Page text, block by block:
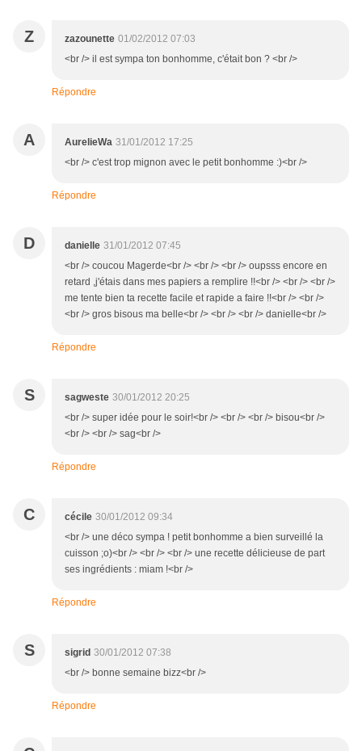
Z zazounette 01/02/2012 07:03
<br /> il est sympa ton bonhomme, c'était bon ? <br />
Répondre
A AurelieWa 31/01/2012 17:25
<br /> c'est trop mignon avec le petit bonhomme :)<br />
Répondre
D danielle 31/01/2012 07:45
<br /> coucou Magerde<br /> <br /> <br /> oupsss encore en
retard ,j'étais dans mes papiers a remplire !!<br /> <br /> <br />
me tente bien ta recette facile et rapide a faire !!<br /> <br />
<br /> gros bisous ma belle<br /> <br /> <br /> danielle<br />
Répondre
S sagweste 30/01/2012 20:25
<br /> super idée pour le soir!<br /> <br /> <br /> bisou<br />
<br /> <br /> sag<br />
Répondre
C cécile 30/01/2012 09:34
<br /> une déco sympa ! petit bonhomme a bien surveillé la
cuisson ;o)<br /> <br /> <br /> une recette délicieuse de part
ses ingrédients : miam !<br />
Répondre
S sigrid 30/01/2012 07:38
<br /> bonne semaine bizz<br />
Répondre